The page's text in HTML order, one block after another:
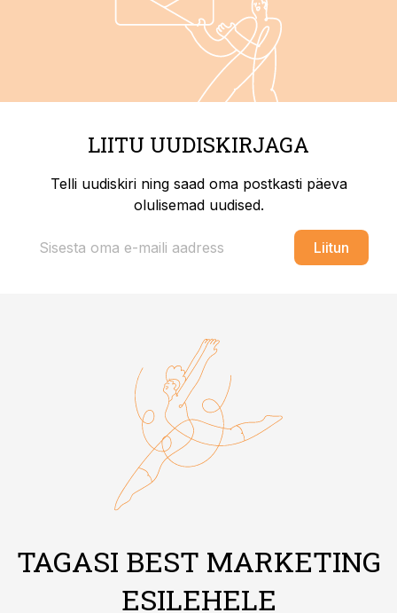
LIITU UUDISKIRJAGA
Telli uudiskiri ning saad oma postkasti päeva
olulisemad uudised.
Liitun
TAGASI BEST MARKETING
ESILEHELE